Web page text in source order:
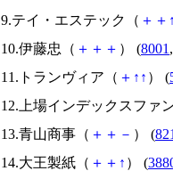
9.テイ・エステック（ ＋ ＋ ↑
10.伊藤忠（ ＋ ＋ ＋ ） (8001 ,
11.トランヴィア（ ＋ ↑ ↑ ） (
12.上場インデックスファ
13.青山商事（ ＋ ＋ － ） (
14.大王製紙（ ＋ ＋ ↑ ） (